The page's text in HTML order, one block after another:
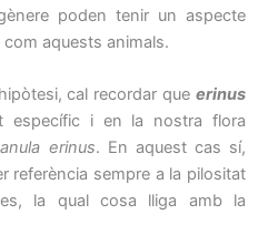
poden tenir un aspecte
aquests animals.
cal recordar que erinus
específic i en la nostra flora
erinus. En aquest cas sí,
referència sempre a la pilositat
la qual cosa lliga amb la